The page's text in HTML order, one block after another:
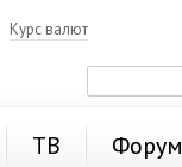
Курс валют
ТВ Форум